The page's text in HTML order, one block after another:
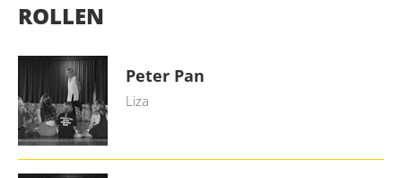
ROLLEN
Peter Pan
Liza